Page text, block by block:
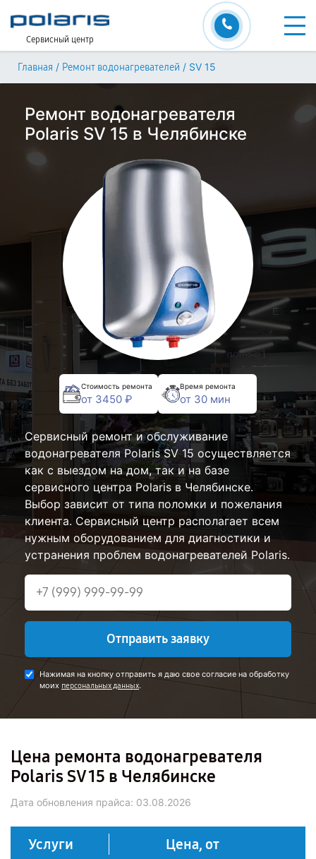
Сервисный центр
Главная / Ремонт водонагревателей / SV 15
Ремонт водонагревателя
Polaris SV 15 в Челябинске
Стоимость ремонта
от 3450 ₽
Время ремонта
от 30 мин
Сервисный ремонт и обслуживание
водонагревателя Polaris SV 15 осуществляется
как с выездом на дом, так и на базе
сервисного центра Polaris в Челябинске.
Выбор зависит от типа поломки и пожелания
клиента. Сервисный центр располагает всем
нужным оборудованием для диагностики и
устранения проблем водонагревателей Polaris.
Отправить заявку
Нажимая на кнопку отправить я даю свое согласие на обработку
моих персональных данных.
Цена ремонта водонагревателя
Polaris SV 15 в Челябинске
Дата обновления прайса: 03.08.2026
Услуги Цена, от